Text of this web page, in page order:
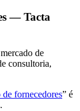
— Tacta
de
consultoria,
fornecedores” é